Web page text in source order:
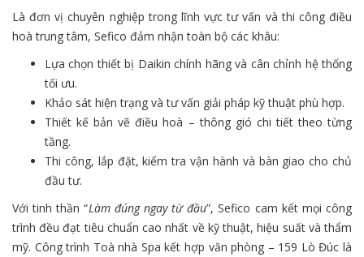
Là đơn vị chuyên nghiệp trong lĩnh vực tư vấn và thi công điều
hoà trung tâm, Sefico đảm nhận toàn bộ các khâu:
Lựa chọn thiết bị Daikin chính hãng và cân chỉnh hệ thống
tối ưu.
Khảo sát hiện trạng và tư vấn giải pháp kỹ thuật phù hợp.
Thiết kế bản vẽ điều hoà – thông gió chi tiết theo từng
tầng.
Thi công, lắp đặt, kiểm tra vận hành và bàn giao cho chủ
đầu tư.
Với tinh thần “Làm đúng ngay từ đầu”, Sefico cam kết mọi công
trình đều đạt tiêu chuẩn cao nhất về kỹ thuật, hiệu suất và thẩm
mỹ. Công trình Toà nhà Spa kết hợp văn phòng – 159 Lò Đúc là